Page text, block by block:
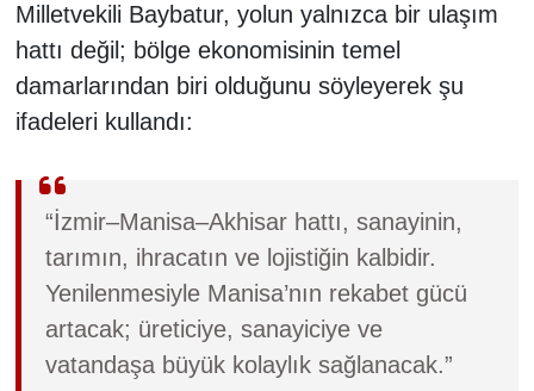
Milletvekili Baybatur, yolun yalnızca bir ulaşım
hattı değil; bölge ekonomisinin temel
damarlarından biri olduğunu söyleyerek şu
ifadeleri kullandı:
“İzmir–Manisa–Akhisar hattı, sanayinin,
tarımın, ihracatın ve lojistiğin kalbidir.
Yenilenmesiyle Manisa’nın rekabet gücü
artacak; üreticiye, sanayiciye ve
vatandaşa büyük kolaylık sağlanacak.”